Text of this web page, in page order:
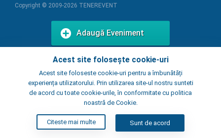
Acest site folosește cookie-uri
Acest site foloseste cookie-uri pentru a îmbunătăți
experiența utilizatorului. Prin utilizarea site-ul nostru sunteti
de acord cu toate cookie-urile, în conformitate cu politica
noastră de Cookie.
Citeste mai multe Sunt de acord
Copyright © 2009-2026 TENEREVENT
Adaugă Eveniment
Adaugă Local